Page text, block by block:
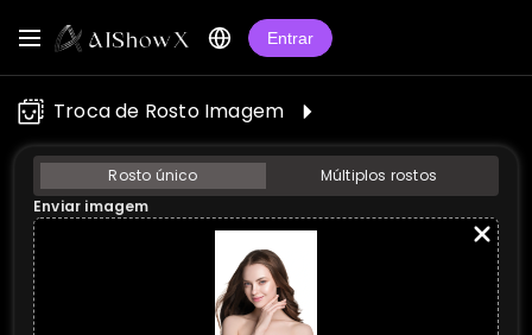
Entrar
Troca de Rosto Imagem
Rosto único
Múltiplos rostos
Enviar imagem